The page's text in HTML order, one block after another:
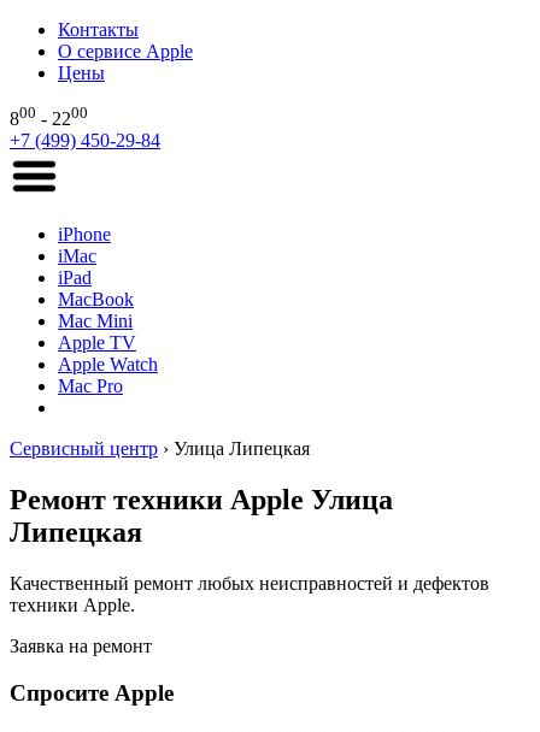
Контакты
О сервисе Apple
Цены
800 - 2200
+7 (499) 450-29-84
iPhone
iMac
iPad
MacBook
Mac Mini
Apple TV
Apple Watch
Mac Pro
Сервисный центр › Улица Липецкая
Ремонт техники Apple Улица
Липецкая
Качественный ремонт любых неисправностей и дефектов
техники Apple.
Заявка на ремонт
Спросите Apple